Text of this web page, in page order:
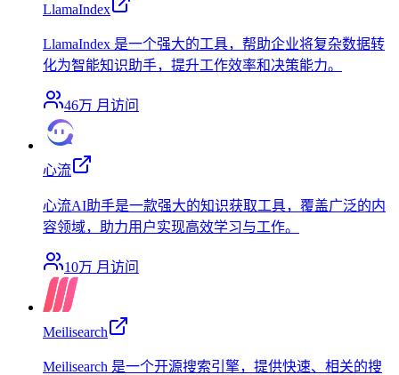
LlamaIndex
LlamaIndex 是一个强大的工具，帮助企业将复杂数据转
化为智能知识助手，提升工作效率和决策能力。
46万 月访问
心流
心流AI助手是一款强大的知识获取工具，覆盖广泛的内
容领域，助力用户实现高效学习与工作。
10万 月访问
Meilisearch
Meilisearch 是一个开源搜索引擎，提供快速、相关的搜